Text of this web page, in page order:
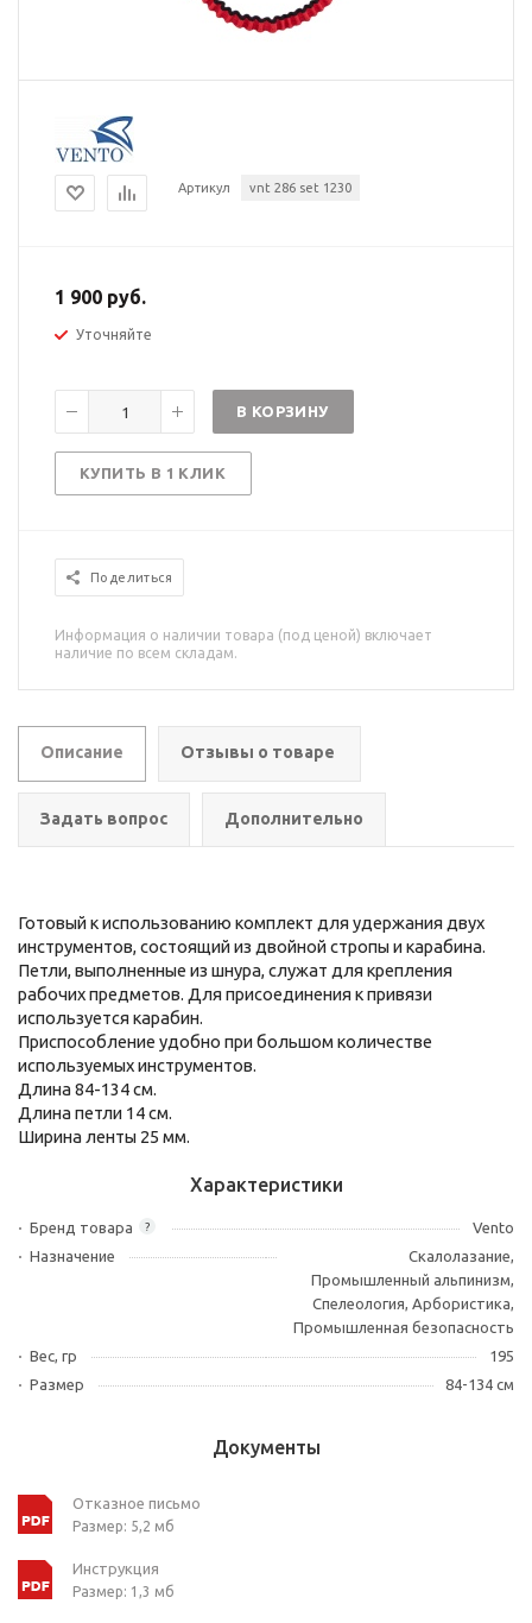
Артикул vnt 286 set 1230
1 900 руб.
Уточняйте
В КОРЗИНУ
КУПИТЬ В 1 КЛИК
Поделиться
Информация о наличии товара (под ценой) включает
наличие по всем складам.
Описание Отзывы о товаре
Задать вопрос Дополнительно
Готовый к использованию комплект для удержания двух
инструментов, состоящий из двойной стропы и карабина.
Петли, выполненные из шнура, служат для крепления
рабочих предметов. Для присоединения к привязи
используется карабин.
Приспособление удобно при большом количестве
используемых инструментов.
Длина 84-134 см.
Длина петли 14 см.
Ширина ленты 25 мм.
Характеристики
?
Бренд товара
Vento
Назначение
Скалолазание,
Промышленный альпинизм,
Спелеология, Арбористика,
Промышленная безопасность
Вес, гр
195
Размер
84-134 см
Документы
Отказное письмо
Размер: 5,2 мб
Инструкция
Размер: 1,3 мб